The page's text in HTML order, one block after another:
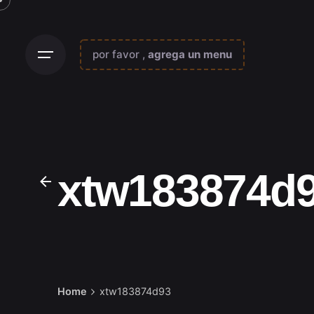
Skip
por favor ,agrega un menu
Home xtw183874d93